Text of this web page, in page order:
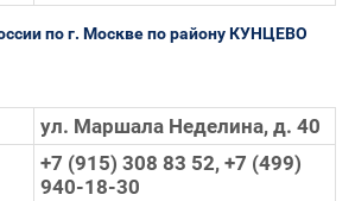
по г. Москве по району КУНЦЕВО
ул. Маршала Неделина, д. 40
+7 (915) 308 83 52, +7 (499)
940-18-30